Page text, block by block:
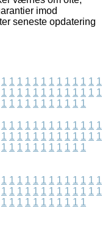
imod
seneste opdatering
1 1 1 1 1 1 1 1 1 1 1 1 1
1 1 1 1 1 1 1 1 1 1 1 1 1
1 1 1 1 1 1 1 1 1 1 1
1 1 1 1 1 1 1 1 1 1 1 1 1
1 1 1 1 1 1 1 1 1 1 1 1 1
1 1 1 1 1 1 1 1 1 1 1
1 1 1 1 1 1 1 1 1 1 1 1 1
1 1 1 1 1 1 1 1 1 1 1 1 1
1 1 1 1 1 1 1 1 1 1 1